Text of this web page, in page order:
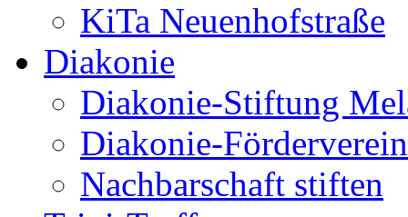
KiTa Neuenhofstraße
Diakonie
Diakonie-Stiftung
Diakonie-
Nachbarschaft stiften